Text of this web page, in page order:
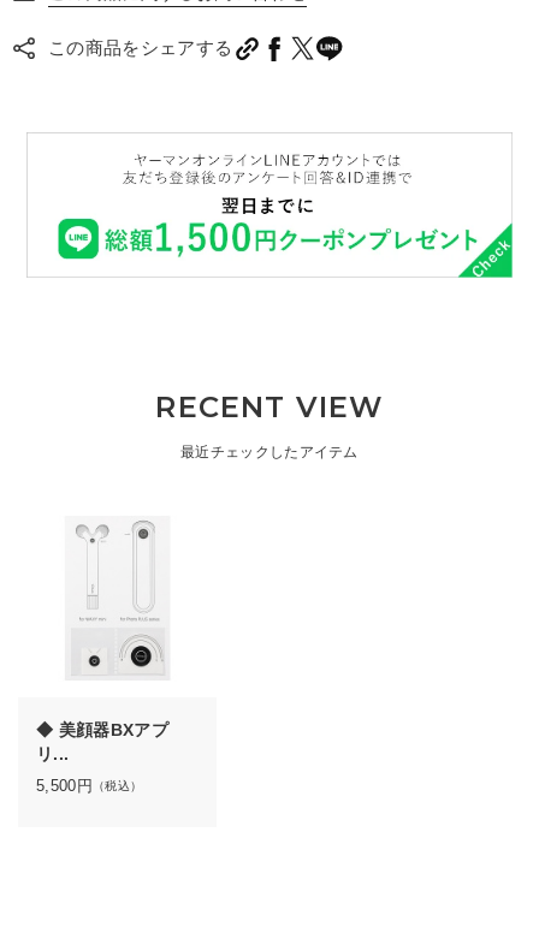
この商品をシェアする
RECENT VIEW
最近チェックしたアイテム
◆ 美顔器BXアプ
リ...
5,500円 （税込）